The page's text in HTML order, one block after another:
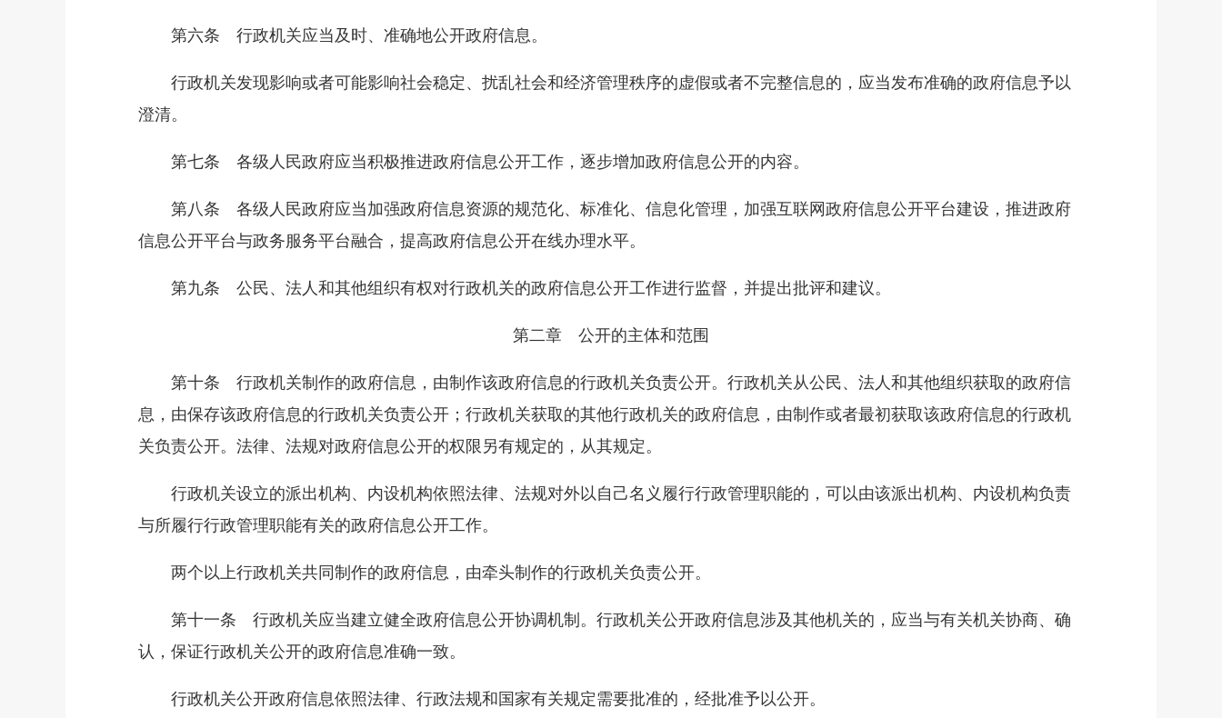
第六条 行政机关应当及时、准确地公开政府信息。
行政机关发现影响或者可能影响社会稳定、扰乱社会和经济管理秩序的虚假或者不完整信息的，应当发布准确的政府信息予以
澄清。
第七条 各级人民政府应当积极推进政府信息公开工作，逐步增加政府信息公开的内容。
第八条 各级人民政府应当加强政府信息资源的规范化、标准化、信息化管理，加强互联网政府信息公开平台建设，推进政府
信息公开平台与政务服务平台融合，提高政府信息公开在线办理水平。
第九条 公民、法人和其他组织有权对行政机关的政府信息公开工作进行监督，并提出批评和建议。
第二章 公开的主体和范围
第十条 行政机关制作的政府信息，由制作该政府信息的行政机关负责公开。行政机关从公民、法人和其他组织获取的政府信
息，由保存该政府信息的行政机关负责公开；行政机关获取的其他行政机关的政府信息，由制作或者最初获取该政府信息的行政机
关负责公开。法律、法规对政府信息公开的权限另有规定的，从其规定。
行政机关设立的派出机构、内设机构依照法律、法规对外以自己名义履行行政管理职能的，可以由该派出机构、内设机构负责
与所履行行政管理职能有关的政府信息公开工作。
两个以上行政机关共同制作的政府信息，由牵头制作的行政机关负责公开。
第十一条 行政机关应当建立健全政府信息公开协调机制。行政机关公开政府信息涉及其他机关的，应当与有关机关协商、确
认，保证行政机关公开的政府信息准确一致。
行政机关公开政府信息依照法律、行政法规和国家有关规定需要批准的，经批准予以公开。